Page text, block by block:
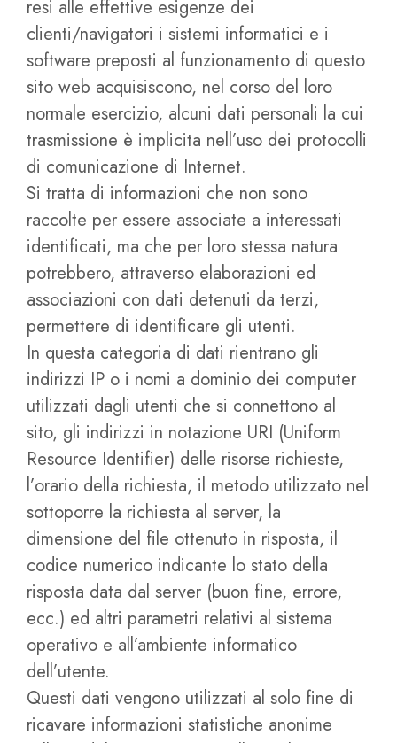
resi alle effettive esigenze dei
clienti/navigatori i sistemi informatici e i
software preposti al funzionamento di questo
sito web acquisiscono, nel corso del loro
normale esercizio, alcuni dati personali la cui
trasmissione è implicita nell’uso dei protocolli
di comunicazione di Internet.
Si tratta di informazioni che non sono
raccolte per essere associate a interessati
identificati, ma che per loro stessa natura
potrebbero, attraverso elaborazioni ed
associazioni con dati detenuti da terzi,
permettere di identificare gli utenti.
In questa categoria di dati rientrano gli
indirizzi IP o i nomi a dominio dei computer
utilizzati dagli utenti che si connettono al
sito, gli indirizzi in notazione URI (Uniform
Resource Identifier) delle risorse richieste,
l’orario della richiesta, il metodo utilizzato nel
sottoporre la richiesta al server, la
dimensione del file ottenuto in risposta, il
codice numerico indicante lo stato della
risposta data dal server (buon fine, errore,
ecc.) ed altri parametri relativi al sistema
operativo e all’ambiente informatico
dell’utente.
Questi dati vengono utilizzati al solo fine di
ricavare informazioni statistiche anonime